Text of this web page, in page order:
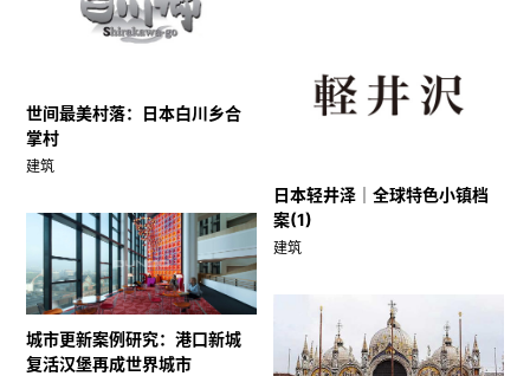
世间最美村落：日本白川乡合
掌村
建筑
日本轻井泽｜全球特色小镇档
案(1)
建筑
城市更新案例研究：港口新城
复活汉堡再成世界城市